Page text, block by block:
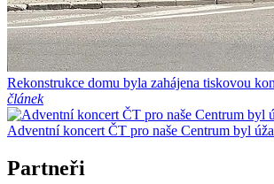
Rekonstrukce domu byla zahájena tiskovou
článek
Adventní koncert ČT pro naše Centrum byl
Partneři